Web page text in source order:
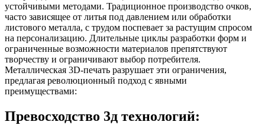
устойчивыми методами. Традиционное производство очков,
часто зависящее от литья под давлением или обработки
листового металла, с трудом поспевает за растущим спросом
на персонализацию. Длительные циклы разработки форм и
ограниченные возможности материалов препятствуют
творчеству и ограничивают выбор потребителя.
Металлическая 3D-печать разрушает эти ограничения,
предлагая революционный подход с явными
преимуществами:
Превосходство 3д технологий: